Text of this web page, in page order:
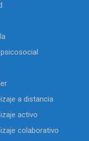
a distancia
activo
colaborativo